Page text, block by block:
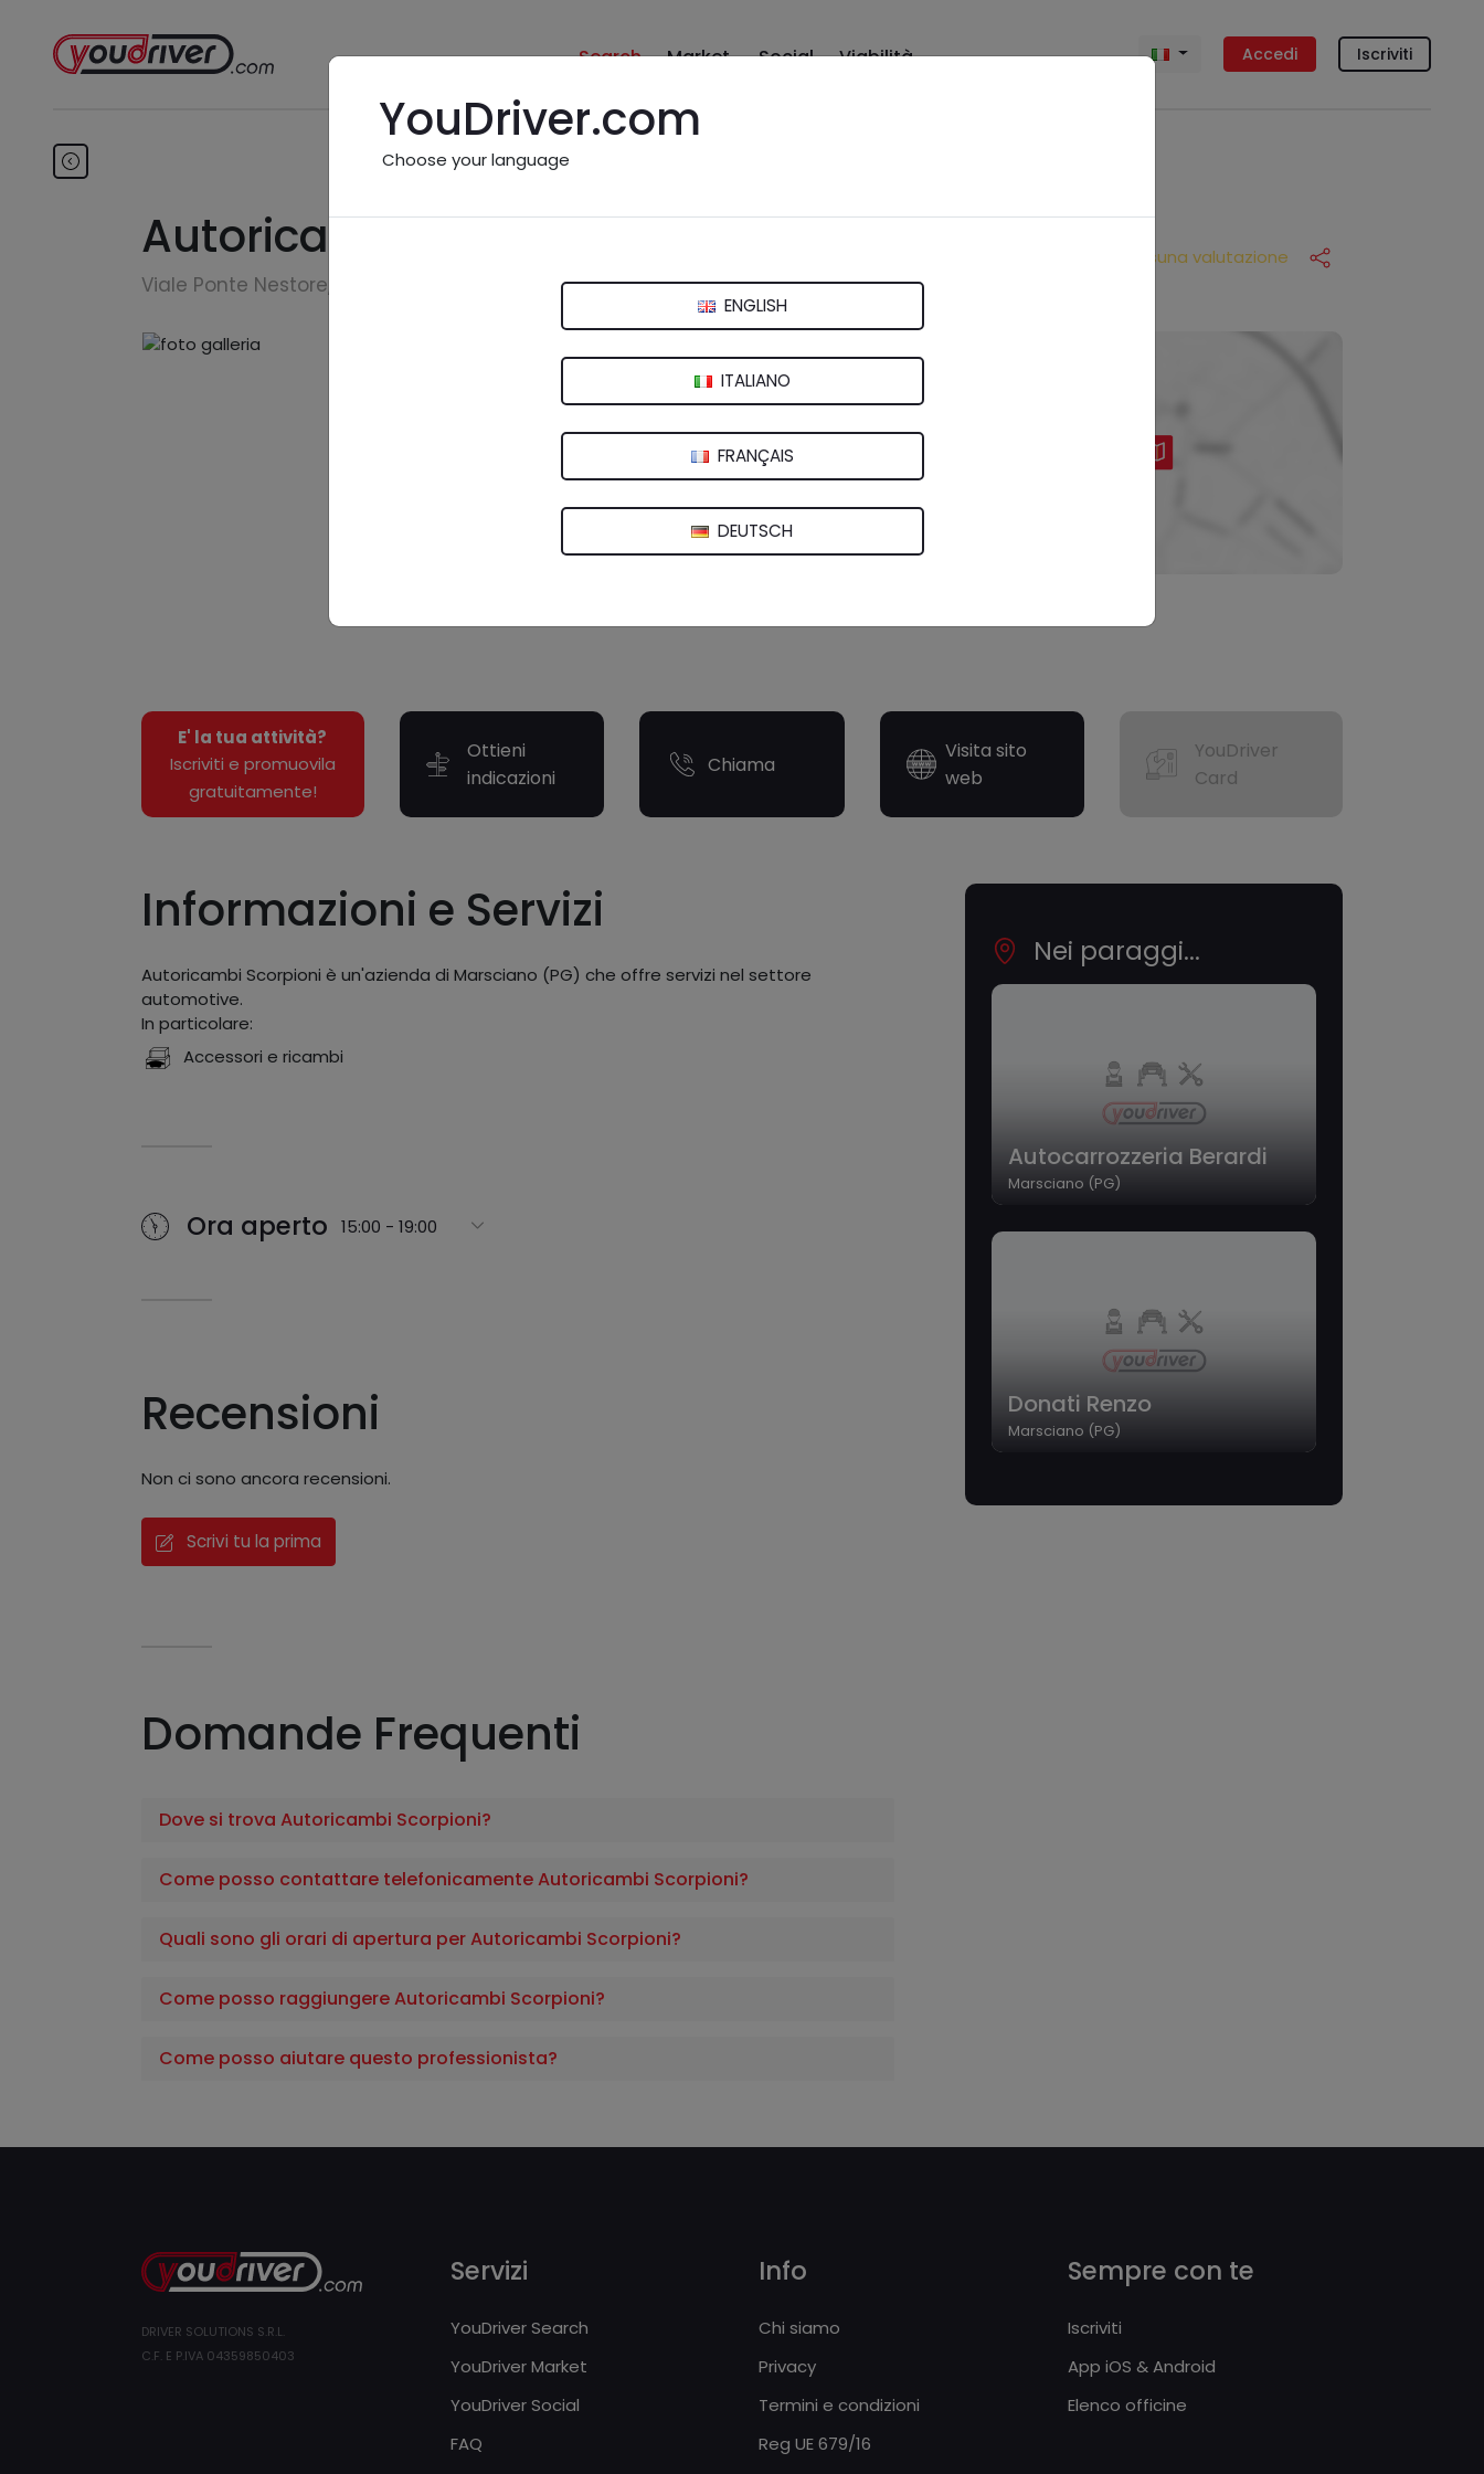
Search Market Social Viabilità Accedi Iscriviti
Autoricambi Scorpioni
Viale Ponte Nestore, 2 - 06055 Marsciano (PG)
Nessuna valutazione
E' la tua attività?
Iscriviti e promuovila
gratuitamente!
Ottieni
indicazioni
Chiama
Visita sito
web
YouDriver
Card
Informazioni e Servizi
Autoricambi Scorpioni è un'azienda di Marsciano (PG) che offre servizi nel settore
automotive.
In particolare:
Accessori e ricambi
Ora aperto 15:00 - 19:00
Recensioni
Non ci sono ancora recensioni.
Scrivi tu la prima
Domande Frequenti
Dove si trova Autoricambi Scorpioni?
Come posso contattare telefonicamente Autoricambi Scorpioni?
Quali sono gli orari di apertura per Autoricambi Scorpioni?
Come posso raggiungere Autoricambi Scorpioni?
Come posso aiutare questo professionista?
Nei paraggi...
Autocarrozzeria Berardi
Marsciano (PG)
Donati Renzo
Marsciano (PG)
YouDriver.com
Choose your language
ENGLISH
ITALIANO
FRANÇAIS
DEUTSCH
DRIVER SOLUTIONS S.R.L.
C.F. E P.IVA 04359850403
Servizi
YouDriver Search
YouDriver Market
YouDriver Social
FAQ
Info
Chi siamo
Privacy
Termini e condizioni
Reg UE 679/16
Sempre con te
Iscriviti
App iOS & Android
Elenco officine